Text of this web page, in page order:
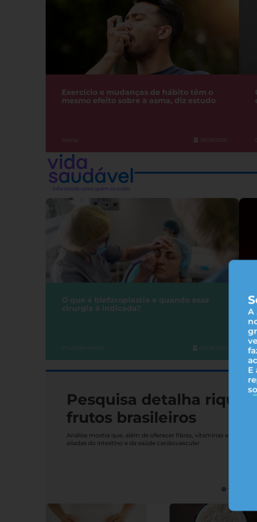
A
E
Exercício e mudanças de hábito têm o
mesmo efeito sobre a asma, diz estudo
Asma 06.08.2026
O que é blefaroplastia e quando essa
cirurgia é indicada?
Procedimentos 03/08/2026
Pesquisa detalha
frutos brasileiros
Análise mostra que, além de oferecer fibras, vitaminas e sais
aliadas do intestino e da saúde cardiovascular